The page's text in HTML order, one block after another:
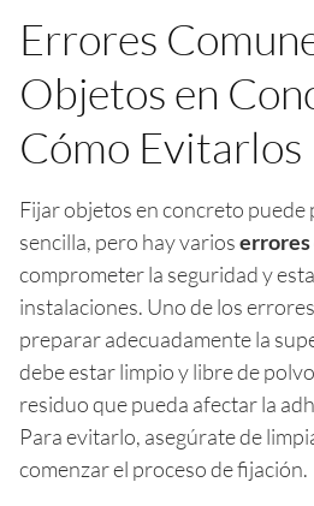
Errores
Objetos en
Cómo Evitarlos
Fijar objetos en concreto puede
sencilla, pero hay varioserrores
comprometer la seguridad y
instalaciones. Uno de los
preparar adecuadamente la
debe estar limpio y libre de
residuo que pueda afectar la
Para evitarlo, asegúrate de
comenzar el proceso de fijación.